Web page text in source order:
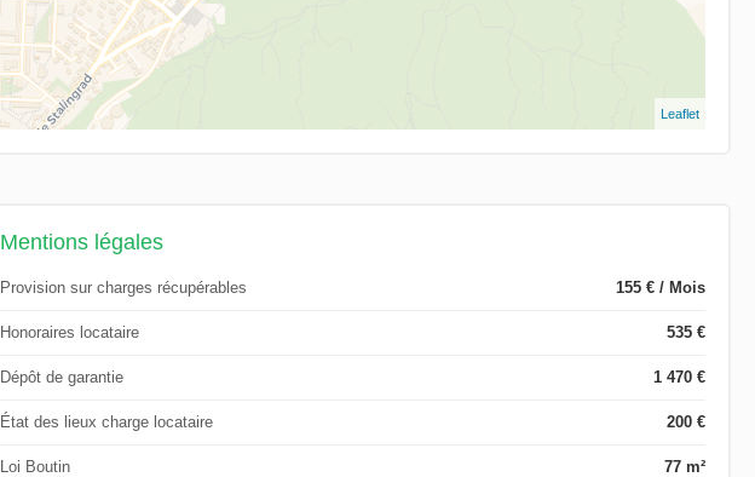
Leaflet
Mentions légales
Provision sur charges récupérables 155 € / Mois
Honoraires locataire 535 €
Dépôt de garantie 1 470 €
État des lieux charge locataire 200 €
Loi Boutin 77 m²